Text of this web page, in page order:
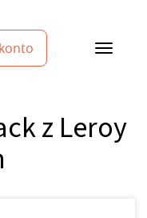
z Leroy